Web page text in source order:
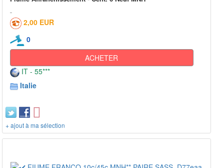
2,00 EUR
0
ACHETER
IT - 55***
Italie
+ ajout à ma sélection